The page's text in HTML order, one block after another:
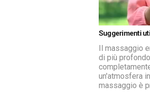
Unmute
Suggerimenti
Il massaggio
di più
un'atmosfera
massaggio è